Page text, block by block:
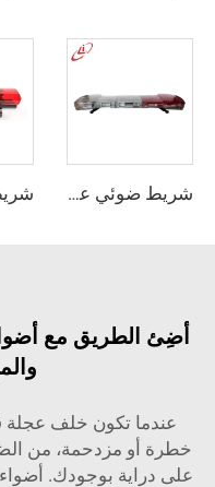
شريط ضوئي عرض زاوية رؤية مختلف
أضِئ الطريق مع
عندما تكون خلف
خطرة أو مزدحمة، من
على دراية بوجودك. أضواء